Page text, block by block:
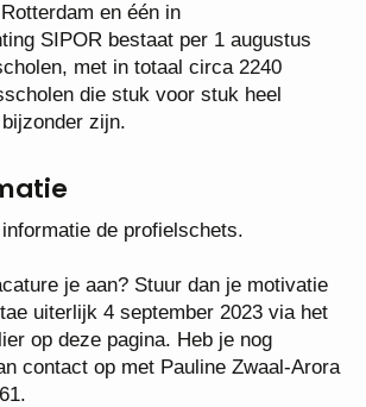
en één in
SIPOR bestaat per 1 augustus
met in totaal circa 2240
die stuk voor stuk heel
zijn.
de profielschets.
je aan? Stuur dan je motivatie
uiterlijk 4 september 2023 via het
op deze pagina. Heb je nog
contact op met Pauline Zwaal-Arora